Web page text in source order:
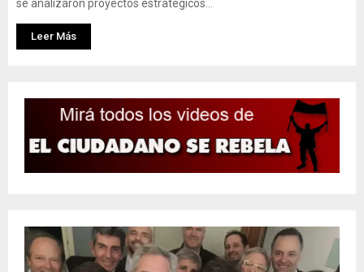
se analizaron proyectos estratégicos...
Leer Más